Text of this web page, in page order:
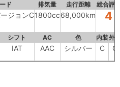
ド 排気量 走行距離 総合評
ジョンC1800cc68,000km 4
シフト AC 色 内装外
IAT AAC シルバー C C